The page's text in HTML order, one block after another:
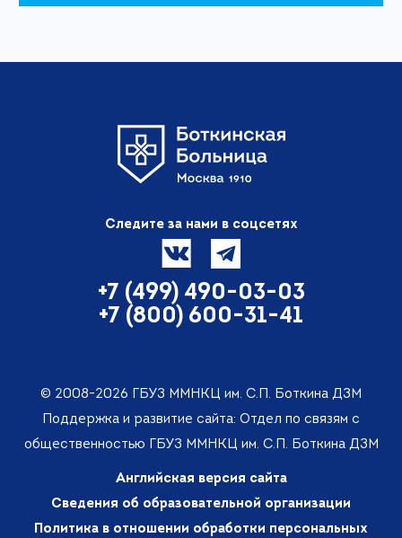
Следите за нами в соцсетях
+7 (499) 490-03-03
+7 (800) 600-31-41
© 2008-2026 ГБУЗ ММНКЦ им. С.П. Боткина ДЗМ
Поддержка и развитие сайта: Отдел по связям с
общественностью ГБУЗ ММНКЦ им. С.П. Боткина ДЗМ
Английская версия сайта
Сведения об образовательной организации
Политика в отношении обработки персональных